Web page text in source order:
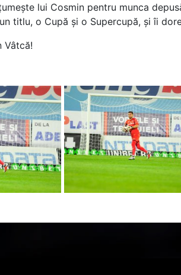
lui Cosmin pentru munca
titlu, o Cupă și o Supercupă, și îi
Vâtcă!